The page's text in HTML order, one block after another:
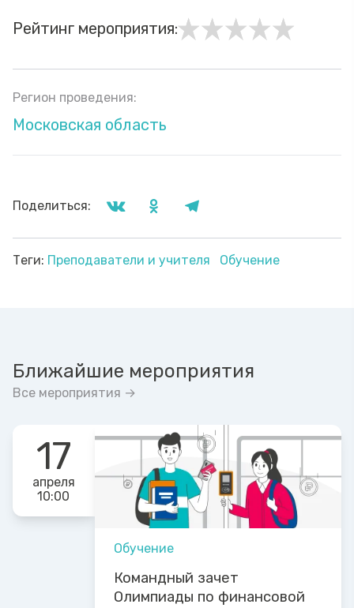
Рейтинг мероприятия:
Регион проведения:
Московская область
Поделиться:
Теги: Преподаватели и учителя Обучение
Ближайшие мероприятия
Все мероприятия →
17
апреля
10:00
Обучение
Командный зачет
Олимпиады по финансовой